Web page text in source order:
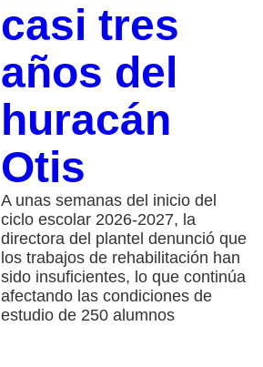
casi tres
años del
huracán
Otis
A unas semanas del inicio del
ciclo escolar 2026-2027, la
directora del plantel denunció que
los trabajos de rehabilitación han
sido insuficientes, lo que continúa
afectando las condiciones de
estudio de 250 alumnos